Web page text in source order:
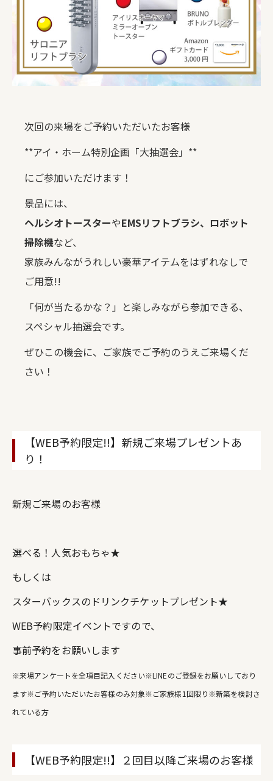
次回の来場をご予約いただいたお客様
**アイ・ホーム特別企画「大抽選会」**
にご参加いただけます！
景品には、
ヘルシオトースターやEMSリフトブラシ、ロボット
掃除機など、
家族みんながうれしい豪華アイテムをはずれなしで
ご用意!!
「何が当たるかな？」と楽しみながら参加できる、
スペシャル抽選会です。
ぜひこの機会に、ご家族でご予約のうえご来場くだ
さい！
【WEB予約限定!!】新規ご来場プレゼントあ
り！
新規ご来場のお客様
選べる！人気おもちゃ★
もしくは
スターバックスのドリンクチケットプレゼント★
WEB予約限定イベントですので、
事前予約をお願いします
※来場アンケートを全項目記入ください※LINEのご登録をお願いしており
ます※ご予約いただいたお客様のみ対象※ご家族様1回限り※新築を検討さ
れている方
【WEB予約限定!!】２回目以降ご来場のお客様